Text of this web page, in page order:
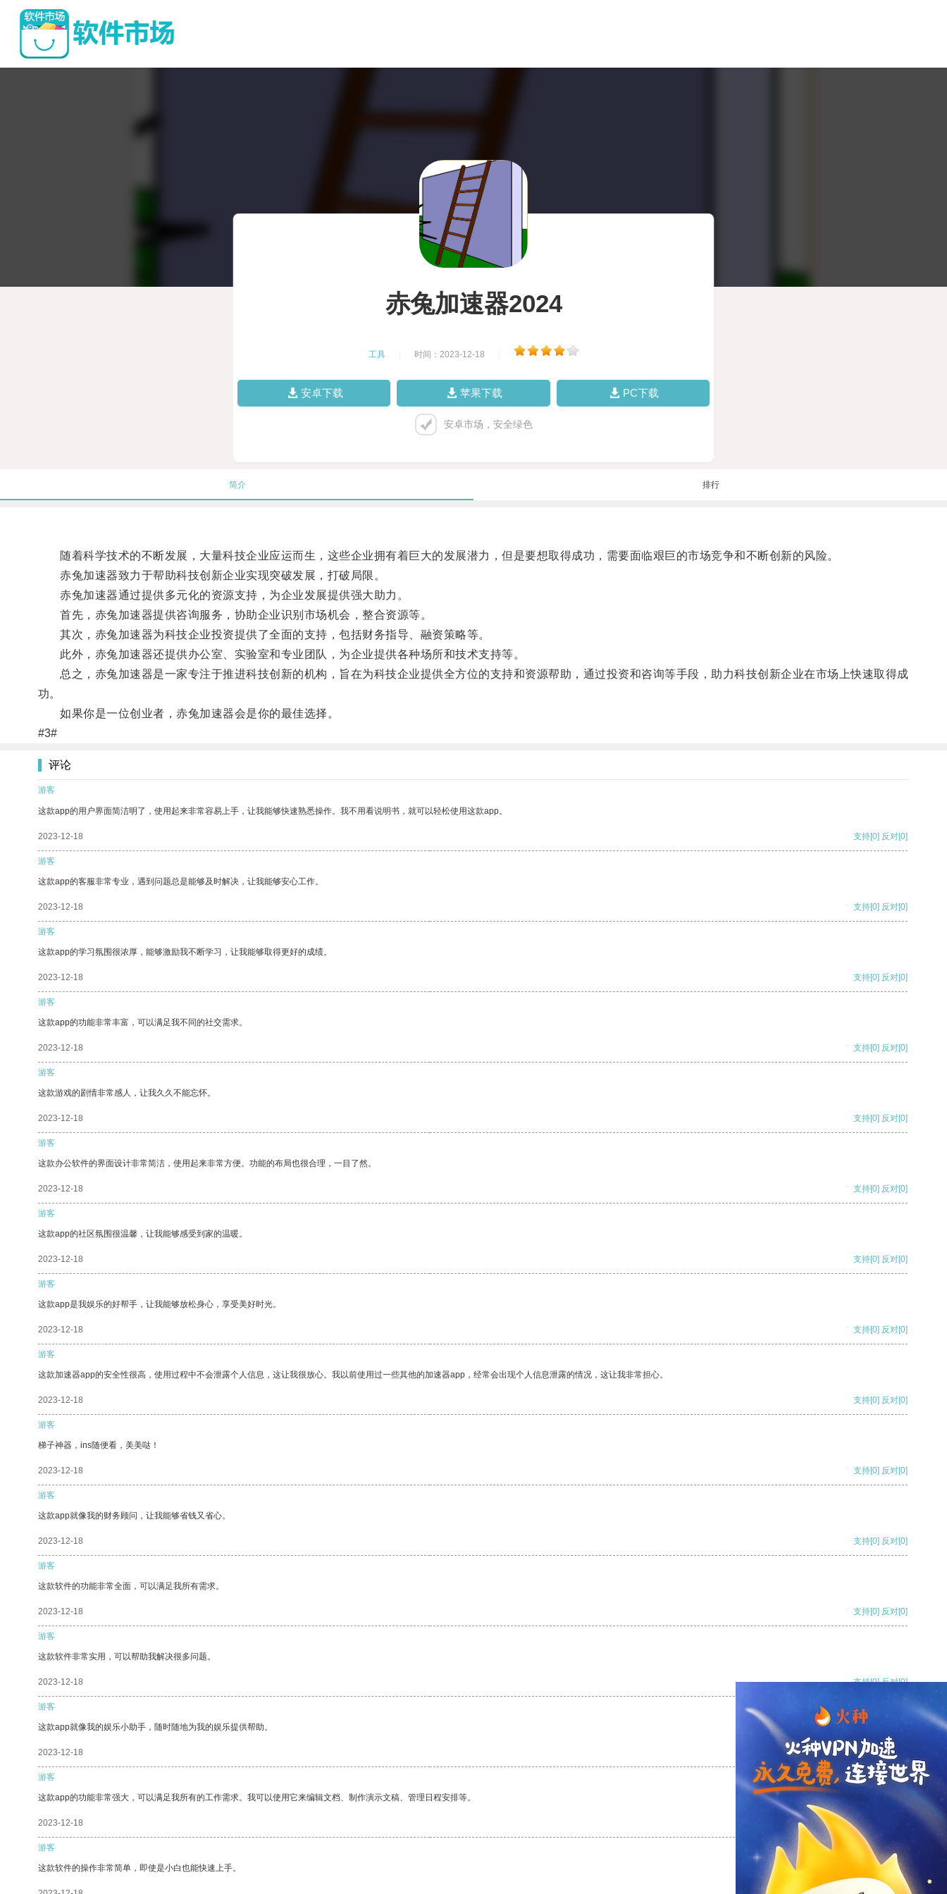
赤兔加速器2024
工具 时间：2023-12-18
安卓下载 苹果下载 PC下载
安卓市场，安全绿色
简介 排行
随着科学技术的不断发展，大量科技企业应运而生，这些企业拥有着巨大的发展潜力，但是要想取得成功，需要面临艰巨的市场竞争和不断创新的风险。
赤兔加速器致力于帮助科技创新企业实现突破发展，打破局限。
赤兔加速器通过提供多元化的资源支持，为企业发展提供强大助力。
首先，赤兔加速器提供咨询服务，协助企业识别市场机会，整合资源等。
其次，赤兔加速器为科技企业投资提供了全面的支持，包括财务指导、融资策略等。
此外，赤兔加速器还提供办公室、实验室和专业团队，为企业提供各种场所和技术支持等。
总之，赤兔加速器是一家专注于推进科技创新的机构，旨在为科技企业提供全方位的支持和资源帮助，通过投资和咨询等手段，助力科技创新企业在市场上快速取得成
功。
如果你是一位创业者，赤兔加速器会是你的最佳选择。
#3#
评论
游客
这款app的用户界面简洁明了，使用起来非常容易上手，让我能够快速熟悉操作。我不用看说明书，就可以轻松使用这款app。
2023-12-18 支持[0] 反对[0]
游客
这款app的客服非常专业，遇到问题总是能够及时解决，让我能够安心工作。
2023-12-18 支持[0] 反对[0]
游客
这款app的学习氛围很浓厚，能够激励我不断学习，让我能够取得更好的成绩。
2023-12-18 支持[0] 反对[0]
游客
这款app的功能非常丰富，可以满足我不同的社交需求。
2023-12-18 支持[0] 反对[0]
游客
这款游戏的剧情非常感人，让我久久不能忘怀。
2023-12-18 支持[0] 反对[0]
游客
这款办公软件的界面设计非常简洁，使用起来非常方便。功能的布局也很合理，一目了然。
2023-12-18 支持[0] 反对[0]
游客
这款app的社区氛围很温馨，让我能够感受到家的温暖。
2023-12-18 支持[0] 反对[0]
游客
这款app是我娱乐的好帮手，让我能够放松身心，享受美好时光。
2023-12-18 支持[0] 反对[0]
游客
这款加速器app的安全性很高，使用过程中不会泄露个人信息，这让我很放心。我以前使用过一些其他的加速器app，经常会出现个人信息泄露的情况，这让我非常担心。
2023-12-18 支持[0] 反对[0]
游客
梯子神器，ins随便看，美美哒！
2023-12-18 支持[0] 反对[0]
游客
这款app就像我的财务顾问，让我能够省钱又省心。
2023-12-18 支持[0] 反对[0]
游客
这款软件的功能非常全面，可以满足我所有需求。
2023-12-18 支持[0] 反对[0]
游客
这款软件非常实用，可以帮助我解决很多问题。
2023-12-18 支持[0] 反对[0]
游客
这款app就像我的娱乐小助手，随时随地为我的娱乐提供帮助。
2023-12-18 支持[0] 反对
游客
这款app的功能非常强大，可以满足我所有的工作需求。我可以使用它来编辑文档、制作演示文稿、管理日程安排等。
2023-12-18 支持
游客
这款软件的操作非常简单，即使是小白也能快速上手。